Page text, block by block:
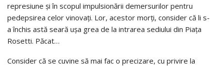
represiune şi în scopul impulsionării demersurilor pentru
pedepsirea celor vinovaţi. Lor, acestor morţi, consider că li s-
a închis astă seară uşa grea de la intrarea sediului din Piaţa
Rosetti. Păcat…
Consider că se cuvine să mai fac o precizare, cu privire la